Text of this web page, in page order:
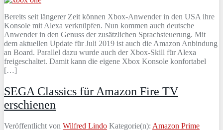
Bereits seit längerer Zeit können Xbox-Anwender in den USA ihre
Konsole mit Alexa verknüpfen. Nun kommen auch deutsche
Anwender in den Genuss der zusätzlichen Sprachsteuerung. Mit
dem aktuellen Update für Juli 2019 ist auch die Amazon Anbindung
an Board. Parallel dazu wurde auch der Xbox-Skill für Alexa
freigeschaltet. Damit kann die eigene Xbox Konsole konfortabel
[…]
SEGA Classics für Amazon Fire TV
erschienen
Veröffentlicht von Wilfred Lindo Kategorie(n): Amazon Prime